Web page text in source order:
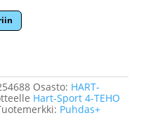
Osasto: HART-
Hart-Sport 4-TEHO
Puhdas+